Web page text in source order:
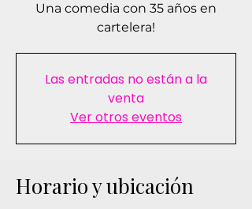
Una comedia con 35 años en
cartelera!
Las entradas no están a la
venta
Ver otros eventos
Horario y ubicación